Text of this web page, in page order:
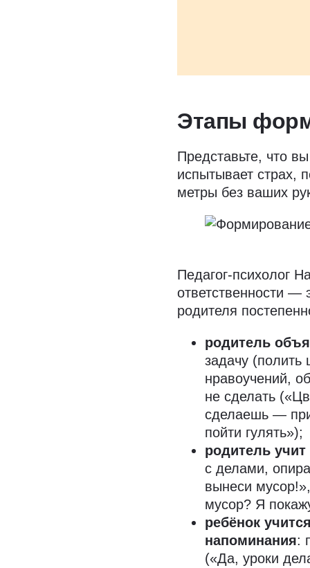
Этапы
Представьте, что
испытывает страх,
метры без ваших
Педагог-психолог
ответственности —
родителя
родитель
задачу (полить
нравоучений,
не сделать
сделаешь —
пойти гулять»);
родитель учит
с делами,
вынеси
мусор? Я
ребёнок
напоминания:
(«Да, уроки